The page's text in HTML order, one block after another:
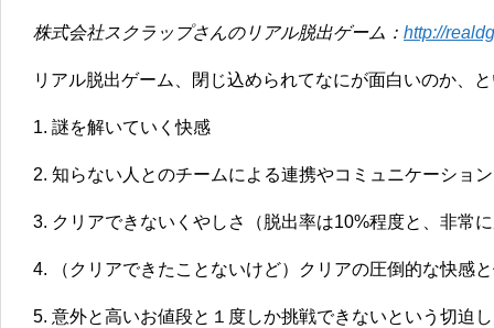
株式会社スクラップさんのリアル脱出ゲーム： http://
リアル脱出ゲーム、閉じ込められてなにが面白いのか、
1. 謎を解いていく快感
2. 知らない人とのチームによる連携やコミュニケーション
3. クリアできないくやしさ（脱出率は10%程度と、非常
4. （クリアできたことないけど）クリアの圧倒的な快感
5. 意外と高いお値段と１度しか挑戦できないという切迫